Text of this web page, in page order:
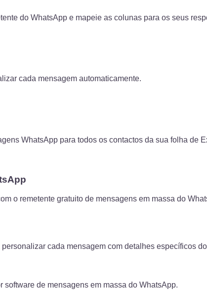
do WhatsApp e mapeie as colunas para os seus
cada mensagem automaticamente.
WhatsApp para todos os contactos da sua folha de
o remetente gratuito de mensagens em massa do
cada mensagem com detalhes específicos
software de mensagens em massa do WhatsApp.